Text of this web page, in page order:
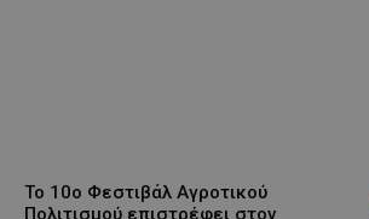
Το 10ο Φεστιβάλ Αγροτικού
Πολιτισμού επιστρέφει στον